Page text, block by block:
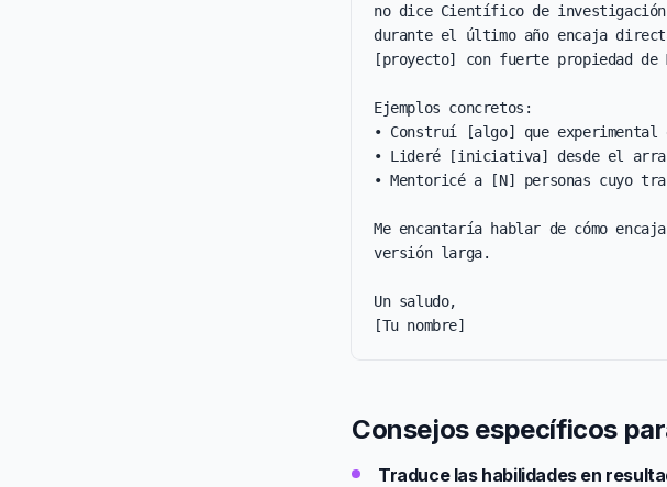
no dice Científico de
durante el último año encaja
[proyecto] con fuerte propiedad de
Ejemplos concretos:
• Construí [algo] que
• Lideré [iniciativa] desde el
• Mentoricé a [N] personas cuyo
Me encantaría hablar de cómo
versión larga.
Un saludo,
[Tu nombre]
Consejos específicos
Traduce las habilidades en